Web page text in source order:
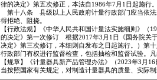
律的决定》第五次修正，本法自1986年7月1日起施行
第十八条 县级以上人民政府计量行政部门应当依法
得拒绝、阻挠。
【行政法规】《中华人民共和国计量法实施细则》
的决定》第一次修订 根据2017年3月1日《国务院关
决定》第三次修订，本细则自发布之日起施行。）第
行政部门有权进行监督检查，包括抽检和监督试验。
【规章】《计量器具新产品管理办法》（2023年3月
当按照国家有关规定，对制造计量器具的质量、实际